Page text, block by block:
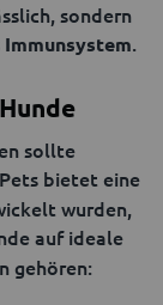
sondern
Immunsystem.
sollte
bietet eine
wurden,
auf ideale
gehören: